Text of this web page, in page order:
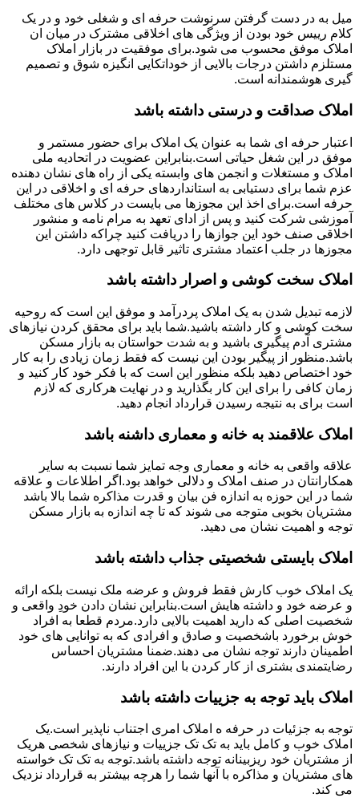
میل به در دست گرفتن سرنوشت حرفه ای و شغلی خود و در یک
کلام رییس خود بودن از ویژگی های اخلاقی مشترک در میان ان
املاک موفق محسوب می شود.برای موفقیت در بازار املاک
مستلزم داشتن درجات بالایی از خوداتکایی انگیزه شوق و تصمیم
گیری هوشمندانه است.
املاک صداقت و درستی داشته باشد
اعتبار حرفه ای شما به عنوان یک املاک برای حضور مستمر و
موفق در این شغل حیاتی است.بنابراین عضویت در اتحادیه ملی
املاک و مستغلات و انجمن های وابسته یکی از راه های نشان دهنده
عزم شما برای دستیابی به استانداردهای حرفه ای و اخلاقی در این
حرفه است.برای اخذ این مجوزها می بایست در کلاس های مختلف
آموزشی شرکت کنید و پس از ادای تعهد به مرام نامه و منشور
اخلاقی صنف خود این جوازها را دریافت کنید چراکه داشتن این
مجوزها در جلب اعتماد مشتری تاثیر قابل توجهی دارد.
املاک سخت کوشی و اصرار داشته باشد
لازمه تبدیل شدن به یک املاک پردرآمد و موفق این است که روحیه
سخت کوشی و کار داشته باشید.شما باید برای محقق کردن نیازهای
مشتری آدم پیگیری باشید و به شدت حواستان به بازار مسکن
باشد.منظور از پیگیر بودن این نیست که فقط زمان زیادی را به کار
خود اختصاص دهید بلکه منظور این است که با فکر خود کار کنید و
زمان کافی را برای این کار بگذارید و در نهایت هرکاری که لازم
است برای به نتیجه رسیدن قرارداد انجام دهید.
املاک علاقمند به خانه و معماری داشنه باشد
علاقه واقعی به خانه و معماری وجه تمایز شما نسبت به سایر
همکارانتان در صنف املاک و دلالی خواهد بود.اگر اطلاعات و علاقه
شما در این حوزه به اندازه فن بیان و قدرت مذاکره شما بالا باشد
مشتریان بخوبی متوجه می شوند که تا چه اندازه به بازار مسکن
توجه و اهمیت نشان می دهید.
املاک بایستی شخصیتی جذاب داشته باشد
یک املاک خوب کارش فقط فروش و عرضه ملک نیست بلکه ارائه
و عرضه خود و داشته هایش است.بنابراین نشان دادن خودِ واقعی و
شخصیت اصلی که دارید اهمیت بالایی دارد.مردم قطعا به افراد
خوش برخورد باشخصیت و صادق و افرادی که به توانایی های خود
اطمینان دارند توجه نشان می دهند.ضمنا مشتریان احساس
رضایتمندی بشتری از کار کردن با این افراد دارند.
املاک باید توجه به جزییات داشته باشد
توجه به جزئیات در حرفه ه املاک امری اجتناب ناپذیر است.یک
املاک خوب و کامل باید به تک تک جزییات و نیازهای شخصی هریک
از مشتریان خود ریزبینانه توجه داشته باشد.توجه به تک تک خواسته
های مشتریان و مذاکره با آنها شما را هرچه بیشتر به قرارداد نزدیک
می کند.